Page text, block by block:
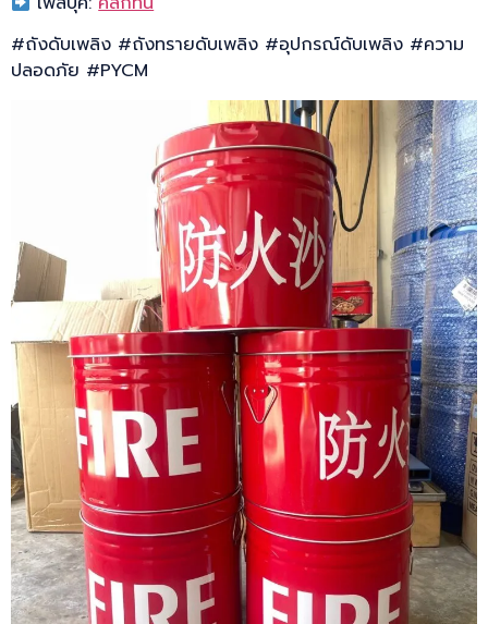
#ถังดับเพลิง #ถังทรายดับเพลิง #อุปกรณ์ดับเพลิง #ความ
ปลอดภัย #PYCM